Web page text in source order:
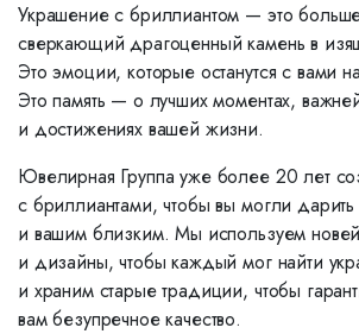
Украшение с бриллиантом — это
сверкающий драгоценный камень в
Это эмоции, которые останутся с вами
Это память — о лучших моментах,
и достижениях вашей жизни.
Ювелирная Группа уже более 20 лет
с бриллиантами, чтобы вы могли
и вашим близким. Мы используем
и дизайны, чтобы каждый мог найти
и храним старые традиции, чтобы
вам безупречное качество.